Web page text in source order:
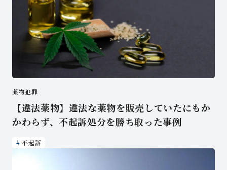
薬物犯罪
【違法薬物】違法な薬物を販売していたにもか
かわらず、不起訴処分を勝ち取った事例
不起訴